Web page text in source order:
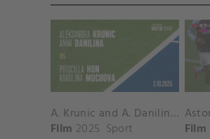
A. Krunic and A. Danilina vs. P. Hon and K. Muchova Match Highlights - BEIJING_Capital Group Diamond ( October 02, 2025)
Film 2025 Sport
Film